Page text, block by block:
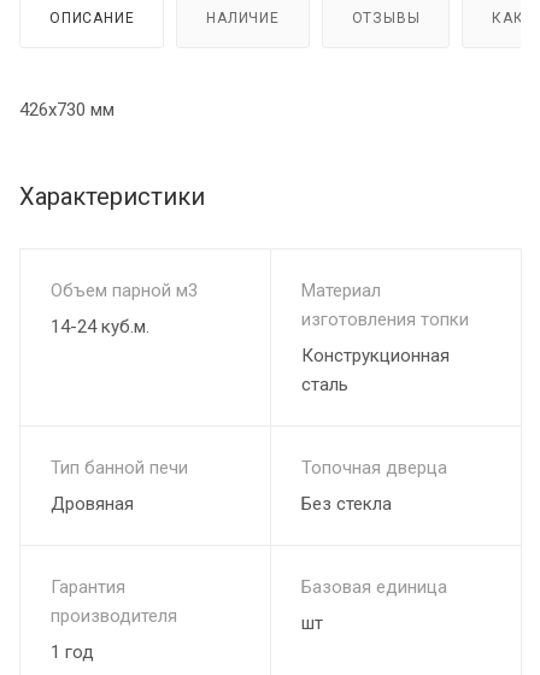
ОПИСАНИЕ НАЛИЧИЕ ОТЗЫВЫ КАК
426х730 мм
Характеристики
Объем парной м3
14-24 куб.м.
Материал
изготовления топки
Конструкционная
сталь
Тип банной печи
Дровяная
Топочная дверца
Без стекла
Гарантия
производителя
1 год
Базовая единица
шт